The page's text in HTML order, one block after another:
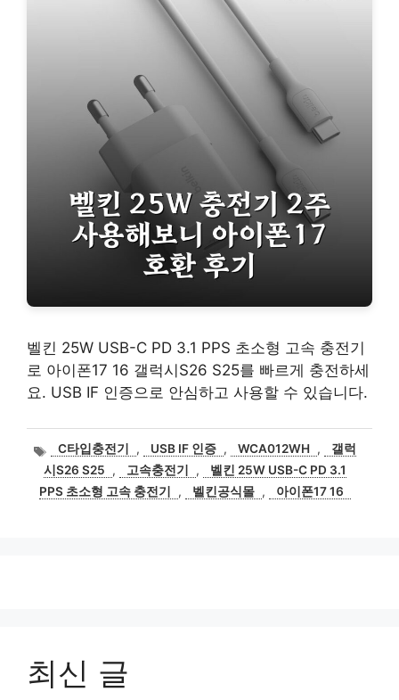
벨킨 25W USB-C PD 3.1 PPS 초소형 고속 충전기
로 아이폰17 16 갤럭시S26 S25를 빠르게 충전하세
요. USB IF 인증으로 안심하고 사용할 수 있습니다.
태
그
C타입충전기 , USB IF 인증 , WCA012WH ,
갤럭
시S26 S25
, 고속충전기 ,
벨킨 25W USB-C PD 3.1
PPS 초소형 고속 충전기
, 벨킨공식몰 , 아이폰17 16
최신 글